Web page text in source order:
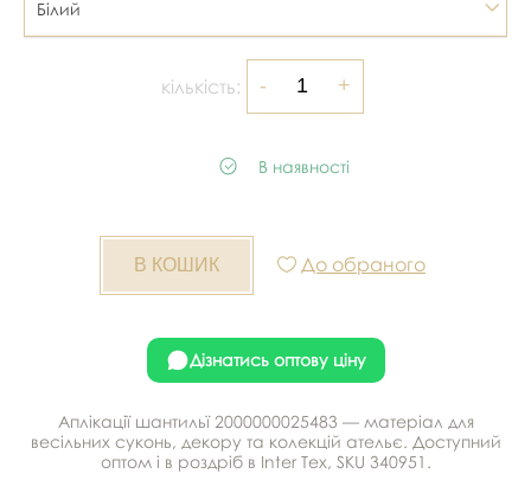
Білий
кількість:
В наявності
До обраного
Дізнатись оптову ціну
Аплікації шантильї 2000000025483 — матеріал для
весільних суконь, декору та колекцій ательє. Доступний
оптом і в роздріб в Inter Tex, SKU 340951.